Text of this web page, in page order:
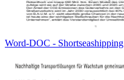
Word-DOC - Shortseashipping